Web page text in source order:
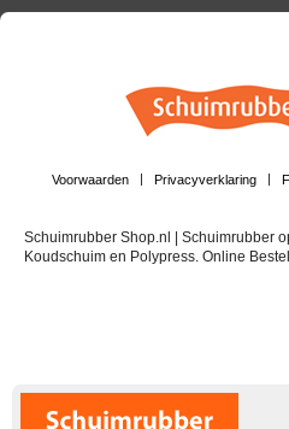
Voorwaarden Privacyverklaring
Schuimrubber Shop.nl | Schuimrubber
Koudschuim en Polypress. Online